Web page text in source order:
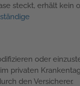
steckt, erhält kein
oder
privaten
den Versicherer.